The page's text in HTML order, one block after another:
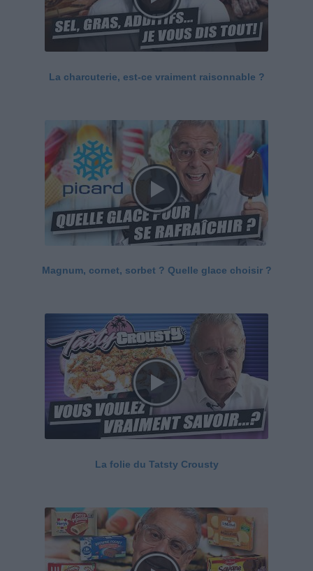
La charcuterie, est-ce vraiment raisonnable ?
Magnum, cornet, sorbet ? Quelle glace choisir ?
La folie du Tatsty Crousty